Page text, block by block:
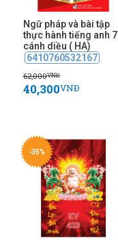
Ngữ pháp và bài tập
thực hành tiếng anh 7
cánh diều ( HA)
6410760532167
62,000VNĐ
40,300VNĐ
-35%